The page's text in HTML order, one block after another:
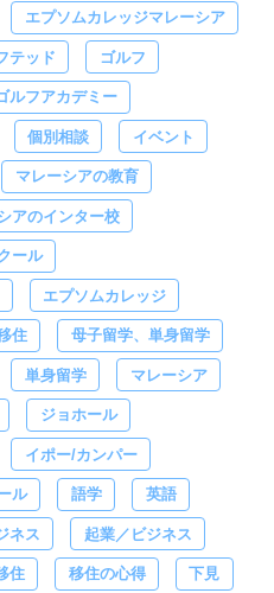
エプソムカレッジマレーシア
テッド ゴルフ
ルフアカデミー
個別相談 イベント
マレーシアの教育
アのインター校
ール
エプソムカレッジ
住 母子留学、単身留学
単身留学 マレーシア
ジョホール
イポー/カンパー
ル 語学 英語
ネス 起業／ビジネス
住 移住の心得 下見